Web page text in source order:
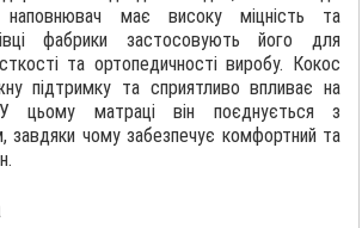
наповнювач має високу міцність та
фабрики застосовують його для
та ортопедичності виробу. Кокос
підтримку та сприятливо впливає на
цьому матраці він поєднується з
завдяки чому забезпечує комфортний та